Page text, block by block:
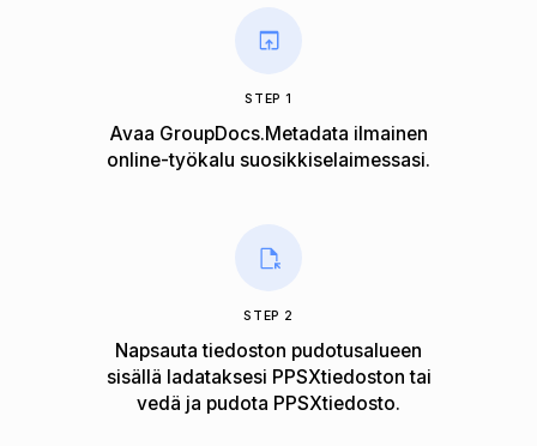
STEP 1
Avaa GroupDocs.Metadata ilmainen
online-työkalu suosikkiselaimessasi.
STEP 2
Napsauta tiedoston pudotusalueen
sisällä ladataksesi PPSXtiedoston tai
vedä ja pudota PPSXtiedosto.